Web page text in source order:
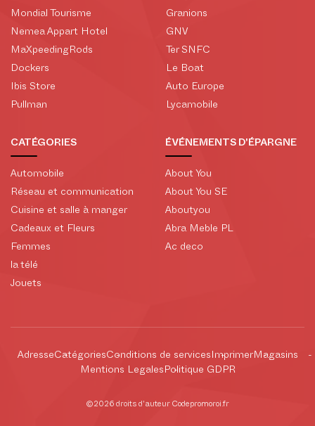
Mondial Tourisme
Nemea Appart Hotel
MaXpeedingRods
Dockers
Ibis Store
Pullman
Granions
GNV
Ter SNFC
Le Boat
Auto Europe
Lycamobile
CATÉGORIES
Automobile
Réseau et communication
Cuisine et salle à manger
Cadeaux et Fleurs
Femmes
la télé
Jouets
ÉVÉNEMENTS D'ÉPARGNE
About You
About You SE
Aboutyou
Abra Meble PL
Ac deco
Adresse Catégories Conditions de services Imprimer Magasins
Mentions Legales Politique GDPR
©2026 droits d'auteur Codepromoroi.fr